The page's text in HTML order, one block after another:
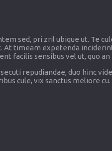
sed, pri zril ubique ut. Te
timeam expetenda
facilis sensibus vel ut, quo
repudiandae, duo hinc
cule, vix sanctus meliore cu.